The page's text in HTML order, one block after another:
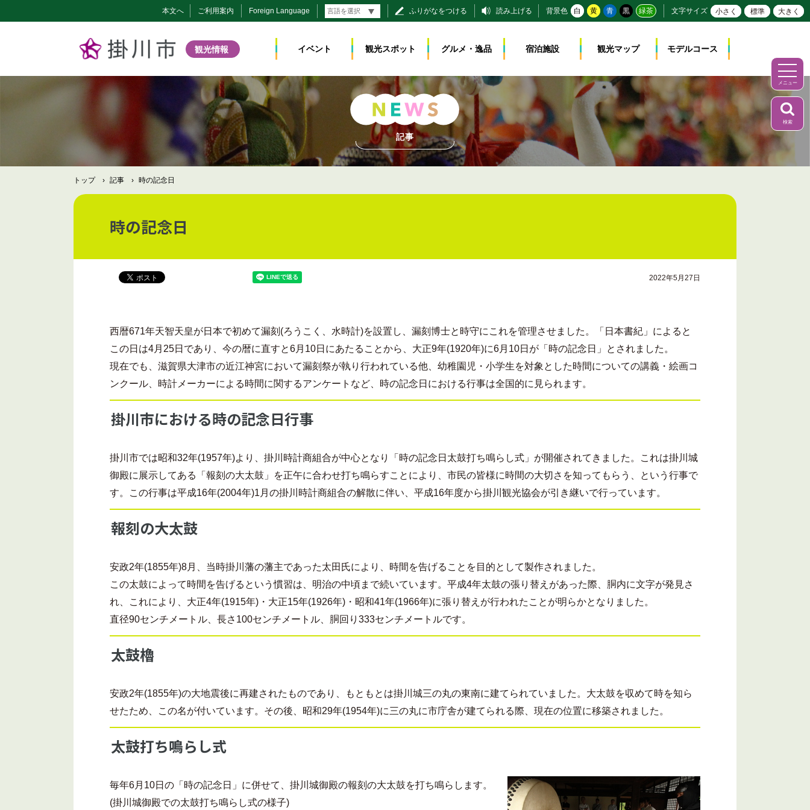
本文へ ご利用案内 Foreign Language ふりがなをつける 読み上げる 背景色 白 黄 青 黒 緑茶 文字サイズ 小さく 標準 大きく
観光情報 イベント 観光スポット グルメ・逸品 宿泊施設 観光マップ モデルコース
メニュー
検索
記事
トップ › 記事 › 時の記念日
時の記念日
2022年5月27日
西暦671年天智天皇が日本で初めて漏刻(ろうこく、水時計)を設置し、漏刻博士と時守にこれを管理させました。「日本書紀」によると
この日は4月25日であり、今の暦に直すと6月10日にあたることから、大正9年(1920年)に6月10日が「時の記念日」とされました。
現在でも、滋賀県大津市の近江神宮において漏刻祭が執り行われている他、幼稚園児・小学生を対象とした時間についての講義・絵画コ
ンクール、時計メーカーによる時間に関するアンケートなど、時の記念日における行事は全国的に見られます。
掛川市における時の記念日行事
掛川市では昭和32年(1957年)より、掛川時計商組合が中心となり「時の記念日太鼓打ち鳴らし式」が開催されてきました。これは掛川城
御殿に展示してある「報刻の大太鼓」を正午に合わせ打ち鳴らすことにより、市民の皆様に時間の大切さを知ってもらう、という行事で
す。この行事は平成16年(2004年)1月の掛川時計商組合の解散に伴い、平成16年度から掛川観光協会が引き継いで行っています。
報刻の大太鼓
安政2年(1855年)8月、当時掛川藩の藩主であった太田氏により、時間を告げることを目的として製作されました。
この太鼓によって時間を告げるという慣習は、明治の中頃まで続いています。平成4年太鼓の張り替えがあった際、胴内に文字が発見さ
れ、これにより、大正4年(1915年)・大正15年(1926年)・昭和41年(1966年)に張り替えが行われたことが明らかとなりました。
直径90センチメートル、長さ100センチメートル、胴回り333センチメートルです。
太鼓櫓
安政2年(1855年)の大地震後に再建されたものであり、もともとは掛川城三の丸の東南に建てられていました。大太鼓を収めて時を知ら
せたため、この名が付いています。その後、昭和29年(1954年)に三の丸に市庁舎が建てられる際、現在の位置に移築されました。
太鼓打ち鳴らし式
毎年6月10日の「時の記念日」に併せて、掛川城御殿の報刻の大太鼓を打ち鳴らします。
(掛川城御殿での太鼓打ち鳴らし式の様子)